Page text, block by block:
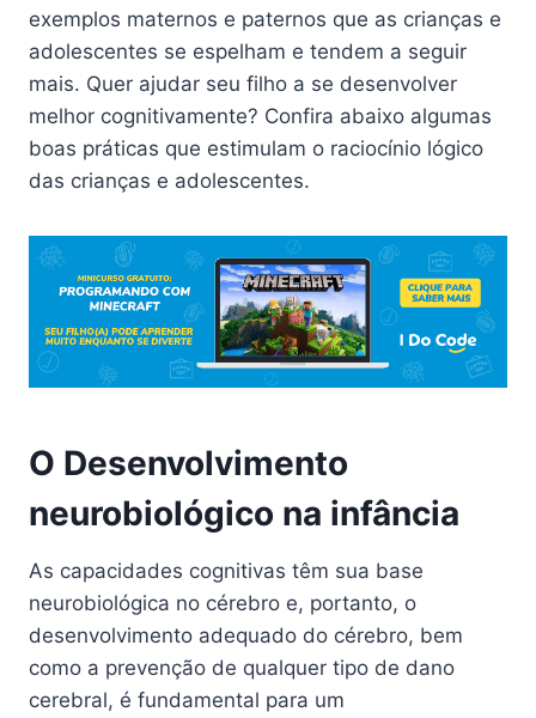
exemplos maternos e paternos que as crianças e
adolescentes se espelham e tendem a seguir
mais. Quer ajudar seu filho a se desenvolver
melhor cognitivamente? Confira abaixo algumas
boas práticas que estimulam o raciocínio lógico
das crianças e adolescentes.
O Desenvolvimento
neurobiológico na infância
As capacidades cognitivas têm sua base
neurobiológica no cérebro e, portanto, o
desenvolvimento adequado do cérebro, bem
como a prevenção de qualquer tipo de dano
cerebral, é fundamental para um